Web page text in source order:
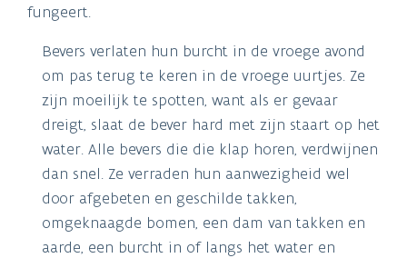
fungeert.
Bevers verlaten hun burcht in de vroege avond
om pas terug te keren in de vroege uurtjes. Ze
zijn moeilijk te spotten, want als er gevaar
dreigt, slaat de bever hard met zijn staart op het
water. Alle bevers die die klap horen, verdwijnen
dan snel. Ze verraden hun aanwezigheid wel
door afgebeten en geschilde takken,
omgeknaagde bomen, een dam van takken en
aarde, een burcht in of langs het water en